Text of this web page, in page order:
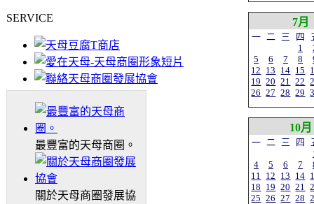
SERVICE
最豐富的天母商圈。
關於天母商圈發展協
7月
一 二 三 四
1
5
6 7 8
12 13 14 15
19 20 21 22
26 27 28 29
10月
一 二 三 四
4
5 6 7
11 12 13 14
18 19 20 21
25 26 27 28